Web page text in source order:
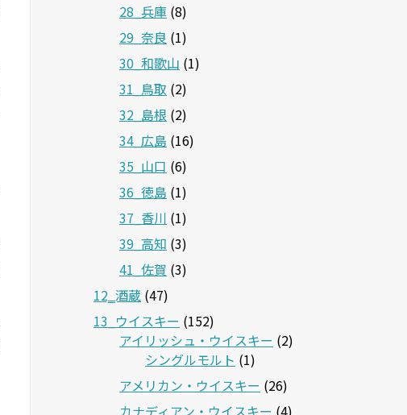
28_兵庫 (8)
29_奈良 (1)
30_和歌山 (1)
31_鳥取 (2)
32_島根 (2)
34_広島 (16)
35_山口 (6)
36_徳島 (1)
37_香川 (1)
39_高知 (3)
41_佐賀 (3)
12‗酒蔵 (47)
13_ウイスキー (152)
アイリッシュ・ウイスキー (2)
シングルモルト (1)
アメリカン・ウイスキー (26)
カナディアン・ウイスキー (4)